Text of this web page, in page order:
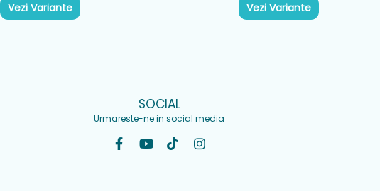
Vezi Variante Vezi Variante
SOCIAL
Urmareste-ne in social media